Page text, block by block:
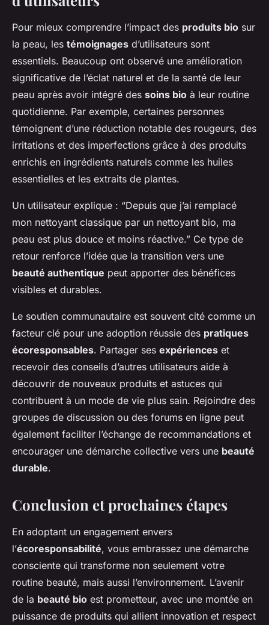
Pour mieux comprendre l’impact des produits bio sur
la peau, les témoignages d’utilisateurs sont
essentiels. Beaucoup ont observé une amélioration
significative de l’éclat naturel et de la santé de leur
peau après avoir intégré des soins bio à leur routine
quotidienne. Par exemple, certaines personnes
témoignent d’une réduction notable des rougeurs, des
irritations et des imperfections grâce à des produits
enrichis en ingrédients naturels comme les huiles
essentielles et les extraits de plantes.
Un utilisateur explique : “Depuis que j’ai remplacé
mon nettoyant classique par un nettoyant bio, ma
peau est plus douce et moins réactive.” Ce type de
retour renforce l’idée que la transition vers une
beauté authentique peut apporter des bénéfices
visibles et durables.
Le soutien communautaire est souvent cité comme un
facteur clé pour une adoption réussie des pratiques
écoresponsables. Partager ses expériences et
recevoir des conseils d’autres utilisateurs aide à
découvrir de nouveaux produits et astuces qui
contribuent à un mode de vie plus sain. Rejoindre des
groupes de discussion ou des forums en ligne peut
également faciliter l’échange de recommandations et
encourager une démarche collective vers une beauté
durable.
Conclusion et prochaines étapes
En adoptant un engagement envers
l’écoresponsabilité, vous embrassez une démarche
consciente qui transforme non seulement votre
routine beauté, mais aussi l’environnement. L’avenir
de la beauté bio est prometteur, avec une montée en
puissance de produits qui allient innovation et respect